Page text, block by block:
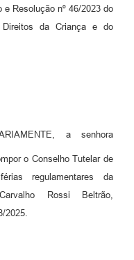
Resolução nº 46/2023 do
da Criança e do
a senhora
o Conselho Tutelar de
regulamentares da
Rossi Beltrão,
2025.